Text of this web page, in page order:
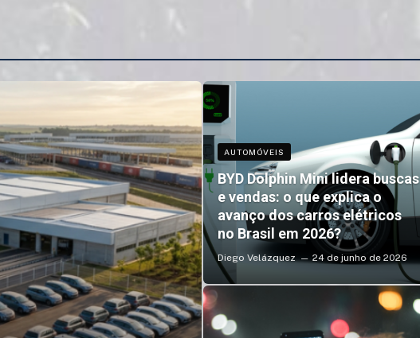
AUTOMÓVEIS
BYD Dolphin Mini lidera buscas
e vendas: o que explica o
avanço dos carros elétricos
no Brasil em 2026?
Diego Velázquez 24 de junho de 2026